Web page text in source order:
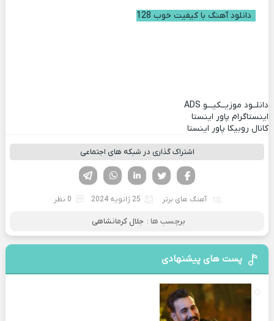
دانلود آهنگ با کیفیت خوب 128
دانلــود موزیــکیـــو ADS
اینستاگرام پاور اینستا
کانال روبیکا پاور اینستا
اشتراک گذاری در شبکه های اجتماعی
لینکدین تویتر
فیسوک
آهنگ های برتر 25 ژانویه 2024 0 نظر
برچسب ها : جلال کرمانشاهی
پست های پیشنهادی